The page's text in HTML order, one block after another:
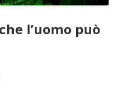
l’uomo può